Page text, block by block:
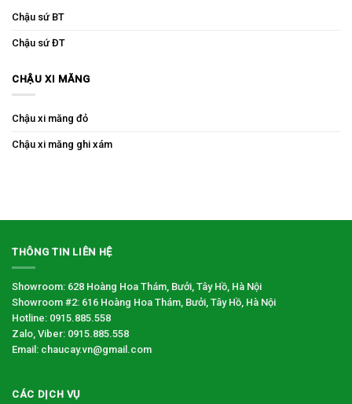
Chậu sứ BT
Chậu sứ ĐT
CHẬU XI MĂNG
Chậu xi măng đỏ
Chậu xi măng ghi xám
THÔNG TIN LIÊN HỆ
Showroom: 628 Hoàng Hoa Thám, Bưởi, Tây Hồ, Hà Nội
Showroom #2: 616 Hoàng Hoa Thám, Bưởi, Tây Hồ, Hà Nội
Hotline: 0915.885.558
Zalo, Viber: 0915.885.558
Email: chaucay.vn@gmail.com
CÁC DỊCH VỤ